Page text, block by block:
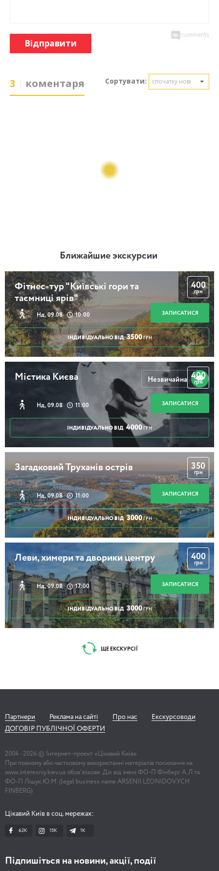
Відправити
3 коментаря Сортувати: спочатку нові
Ближайшие экскурсии
Фітнес-тур "Київські гори та
таємниці ярів"
Нд, 09.08 10:00
400
грн
ЗАПИСАТИСЯ
ІНДИВІДУАЛЬНО ВІД 3500 ГРН
Містика Києва
Нд, 09.08 11:00
400
грн
ЗАПИСАТИСЯ
ІНДИВІДУАЛЬНО ВІД 4000 ГРН
Незвичайна
Загадковий Труханів острів
Нд, 09.08 11:00
350
грн
ЗАПИСАТИСЯ
ІНДИВІДУАЛЬНО ВІД 3000 ГРН
Леви, химери та дворики центру
Нд, 09.08 17:00
400
грн
ЗАПИСАТИСЯ
ІНДИВІДУАЛЬНО ВІД 3000 ГРН
ЩЕ ЕКСКУРСІЇ
Партнери Реклама на сайті Про нас
Екскурсоводи
ДОГОВІР ПУБЛІЧНОЇ ОФЕРТИ
2004 - 2026 © Інтернет-проект «Цікавий Київ»
При повному або частковому використанні матеріалів посилання на
www.interesniy.kiev.ua обов'язкове. Діє від імені ФО-П Фінберг А.Л та
ФО-П Ліщук Ю.М. (legal business name ARSENII LEONIDOVYCH
FINBERG)
Цікавий Київ в соц. мережах:
62K 15K 1К
Підпишіться на новини, акції, події